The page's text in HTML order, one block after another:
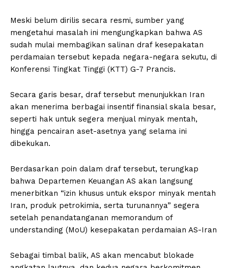
Meski belum dirilis secara resmi, sumber yang
mengetahui masalah ini mengungkapkan bahwa AS
sudah mulai membagikan salinan draf kesepakatan
perdamaian tersebut kepada negara-negara sekutu, di
Konferensi Tingkat Tinggi (KTT) G-7 Prancis.
Secara garis besar, draf tersebut menunjukkan Iran
akan menerima berbagai insentif finansial skala besar,
seperti hak untuk segera menjual minyak mentah,
hingga pencairan aset-asetnya yang selama ini
dibekukan.
Berdasarkan poin dalam draf tersebut, terungkap
bahwa Departemen Keuangan AS akan langsung
menerbitkan “izin khusus untuk ekspor minyak mentah
Iran, produk petrokimia, serta turunannya” segera
setelah penandatanganan memorandum of
understanding (MoU) kesepakatan perdamaian AS-Iran
Sebagai timbal balik, AS akan mencabut blokade